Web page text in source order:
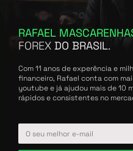
RAFAEL
FOREX DO BRASIL.
Com 11 anos de experência e
financeiro, Rafael conta com
youtube e já ajudou mais de 10
rápidos e consistentes no